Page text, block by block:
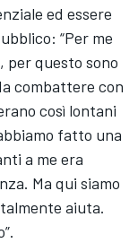
ed essere
“Per me
per questo sono
combattere con
così lontani
fatto una
a me era
Ma qui siamo
aiuta.